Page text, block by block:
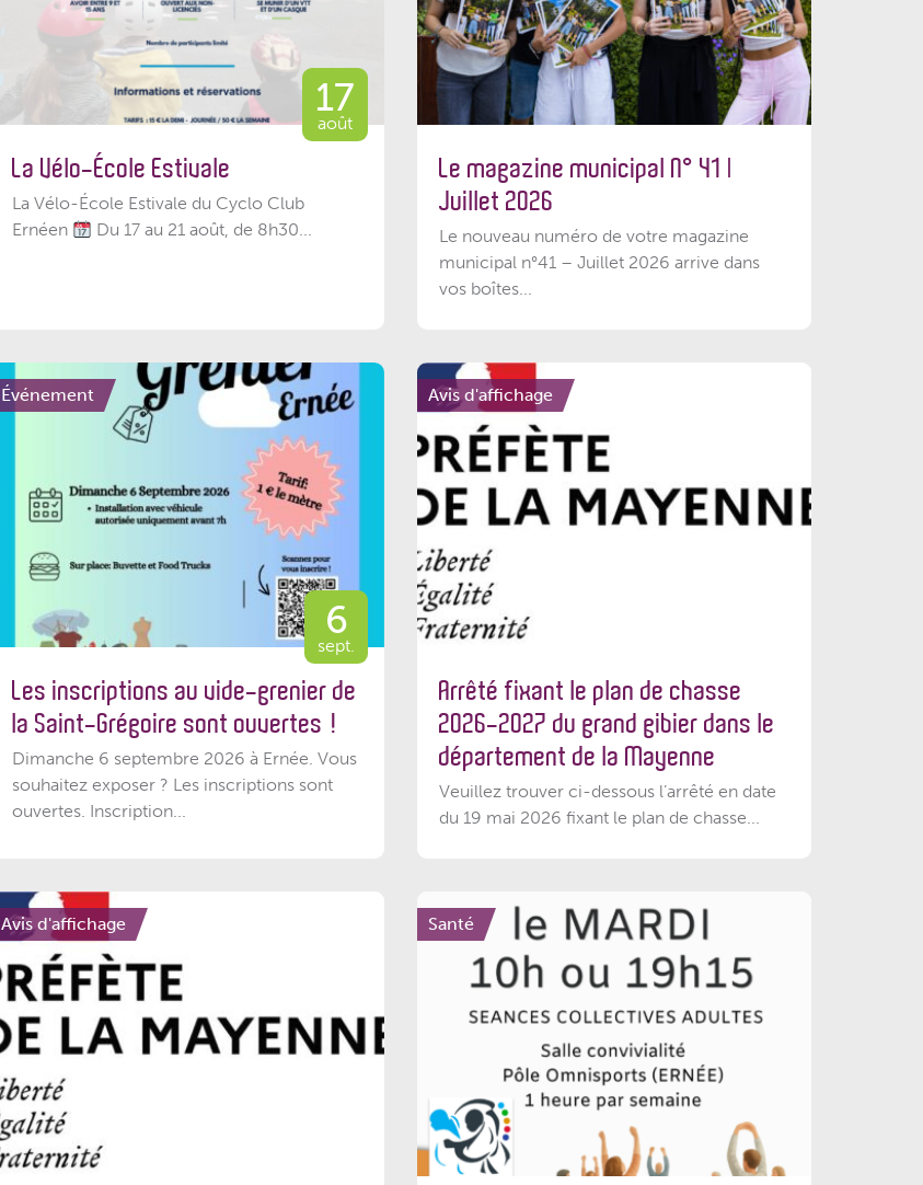
17
août
La Vélo-École Estivale
La Vélo-École Estivale du Cyclo Club
Ernéen
Du 17 au 21 août, de 8h30...
Le magazine municipal N° 41 |
Juillet 2026
Le nouveau numéro de votre magazine
municipal n°41 – Juillet 2026 arrive dans
vos boîtes...
Événement
6
sept.
Les inscriptions au vide-grenier de
la Saint-Grégoire sont ouvertes !
Dimanche 6 septembre 2026 à Ernée. Vous
souhaitez exposer ? Les inscriptions sont
ouvertes. Inscription...
Avis d'affichage
Arrêté fixant le plan de chasse
2026-2027 du grand gibier dans le
département de la Mayenne
Veuillez trouver ci-dessous l’arrêté en date
du 19 mai 2026 fixant le plan de chasse...
Avis d'affichage Santé